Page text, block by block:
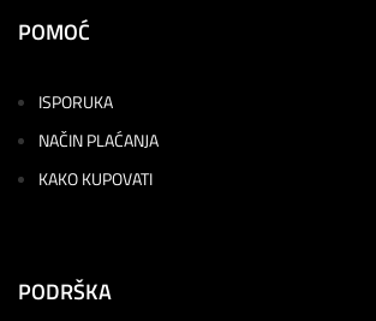
POMOĆ
ISPORUKA
NAČIN PLAĆANJA
KAKO KUPOVATI
PODRŠKA